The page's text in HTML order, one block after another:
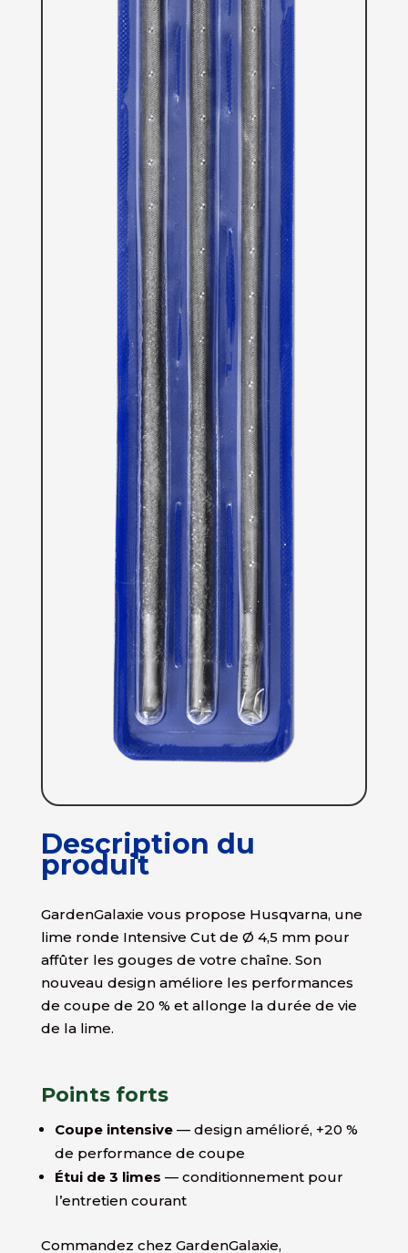
Description du
produit
GardenGalaxie vous propose Husqvarna, une
lime ronde Intensive Cut de Ø 4,5 mm pour
affûter les gouges de votre chaîne. Son
nouveau design améliore les performances
de coupe de 20 % et allonge la durée de vie
de la lime.
Points forts
Coupe intensive— design amélioré, +20 %
de performance de coupe
Étui de 3 limes — conditionnement pour
l’entretien courant
Commandez chez GardenGalaxie,